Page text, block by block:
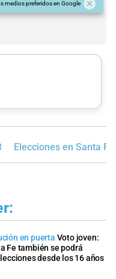
medios preferidos en Google
Elecciones en Santa Fe
en puerta Voto joven:
Fe también se podrá
desde los 16 años